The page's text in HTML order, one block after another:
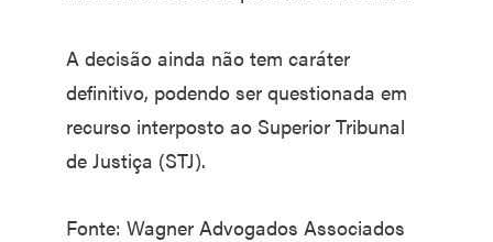
A decisão ainda não tem caráter
definitivo, podendo ser questionada em
recurso interposto ao Superior Tribunal
de Justiça (STJ).
Fonte: Wagner Advogados Associados